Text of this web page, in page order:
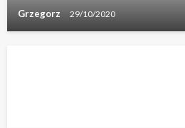
Grzegorz 29/10/2020